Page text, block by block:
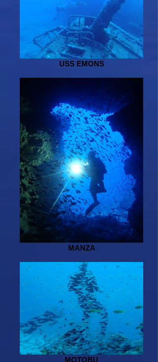
USS EMONS
MANZA
MOTOBU